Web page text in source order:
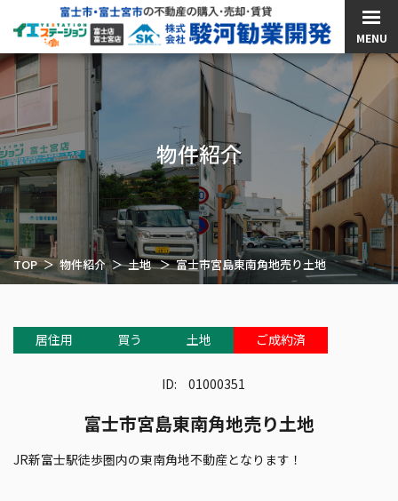
MENU
物件紹介
TOP 物件紹介 土地 富士市宮島東南角地売り土地
居住用 買う 土地 ご成約済
ID: 01000351
富士市宮島東南角地売り土地
JR新富士駅徒歩圏内の東南角地不動産となります！